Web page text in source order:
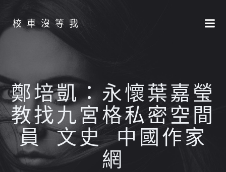
校車沒等我
鄭培凱：永懷葉嘉瑩
教找九宮格私密空間
員–文史–中國作家
網